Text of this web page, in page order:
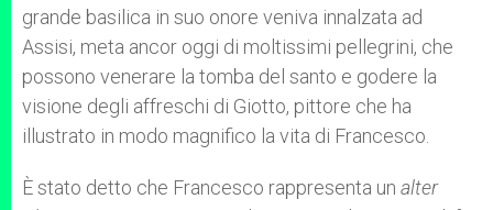
grande basilica in suo onore veniva innalzata ad
Assisi, meta ancor oggi di moltissimi pellegrini, che
possono venerare la tomba del santo e godere la
visione degli affreschi di Giotto, pittore che ha
illustrato in modo magnifico la vita di Francesco.
È stato detto che Francesco rappresenta un alter